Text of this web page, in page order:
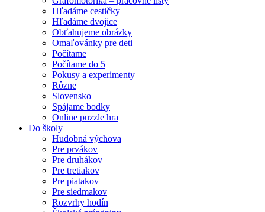
Hľadáme cestičky
Hľadáme dvojice
Obťahujeme obrázky
Omaľovánky pre deti
Počítame
Počítame do 5
Pokusy a experimenty
Rôzne
Slovensko
Spájame bodky
Online puzzle hra
Do školy
Hudobná výchova
Pre prvákov
Pre druhákov
Pre tretiakov
Pre piatakov
Pre siedmakov
Rozvrhy hodín